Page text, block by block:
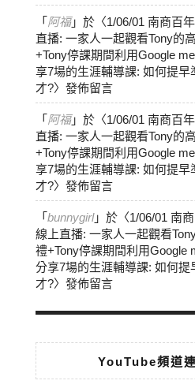
「 阿福」於〈1/06/01 南商百
直播: 一家人一起觀看Tony的
+Tony停課期間利用Google
享7場的生涯輔導課: 如何提早
才?〉發佈留言
「 阿福」於〈1/06/01 南商百
直播: 一家人一起觀看Tony的
+Tony停課期間利用Google
享7場的生涯輔導課: 如何提早
才?〉發佈留言
「 bunnygirl」於〈1/06/01 南
線上直播: 一家人一起觀看
禮+Tony停課期間利用Google
分享7場的生涯輔導課: 如何提
才?〉發佈留言
YouTube頻道